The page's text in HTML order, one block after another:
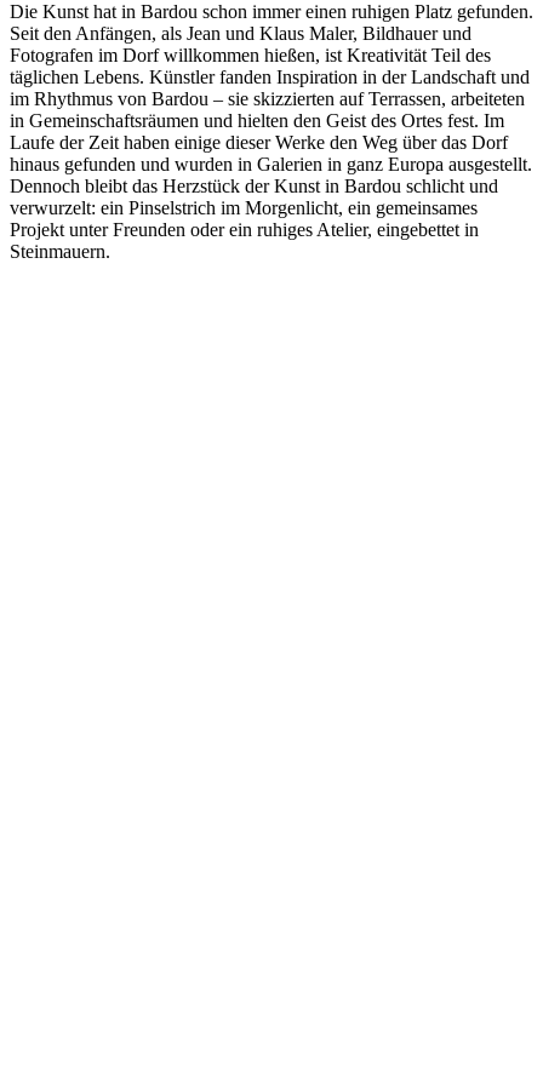
Die Kunst hat in Bardou schon immer einen ruhigen Platz gefunden.
Seit den Anfängen, als Jean und Klaus Maler, Bildhauer und
Fotografen im Dorf willkommen hießen, ist Kreativität Teil des
täglichen Lebens. Künstler fanden Inspiration in der Landschaft und
im Rhythmus von Bardou – sie skizzierten auf Terrassen, arbeiteten
in Gemeinschaftsräumen und hielten den Geist des Ortes fest. Im
Laufe der Zeit haben einige dieser Werke den Weg über das Dorf
hinaus gefunden und wurden in Galerien in ganz Europa ausgestellt.
Dennoch bleibt das Herzstück der Kunst in Bardou schlicht und
verwurzelt: ein Pinselstrich im Morgenlicht, ein gemeinsames
Projekt unter Freunden oder ein ruhiges Atelier, eingebettet in
Steinmauern.